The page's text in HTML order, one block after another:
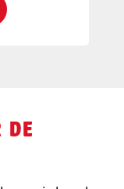
DE